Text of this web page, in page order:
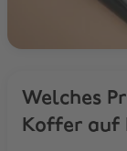
Welches
Koffer auf